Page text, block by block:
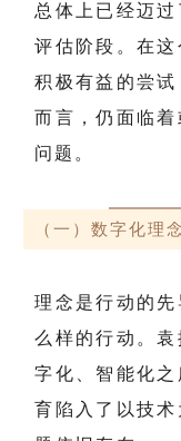
总体上已经迈
评估阶段。在
积极有益的尝
而言，仍面临
问题。
（一）数字化理
理念是行动的
么样的行动。
字化、智能化
育陷入了以技